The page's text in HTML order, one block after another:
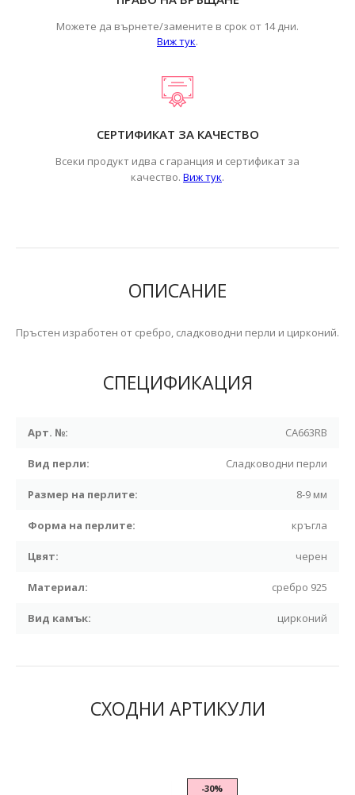
Можете да върнете/замените в срок от 14 дни.
Виж тук.
СЕРТИФИКАТ ЗА КАЧЕСТВО
Всеки продукт идва с гаранция и сертификат за
качество. Виж тук.
ОПИСАНИЕ
Пръстен изработен от сребро, сладководни перли и цирконий.
СПЕЦИФИКАЦИЯ
Арт. №: CA663RB
Вид перли: Сладководни перли
Размер на перлите: 8-9 мм
Форма на перлите: кръгла
Цвят: черен
Материал: сребро 925
Вид камък: цирконий
СХОДНИ АРТИКУЛИ
-30%